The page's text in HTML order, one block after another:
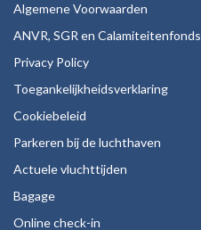
Algemene Voorwaarden
ANVR, SGR en Calamiteitenfonds
Privacy Policy
Toegankelijkheidsverklaring
Cookiebeleid
Parkeren bij de luchthaven
Actuele vluchttijden
Bagage
Online check-in